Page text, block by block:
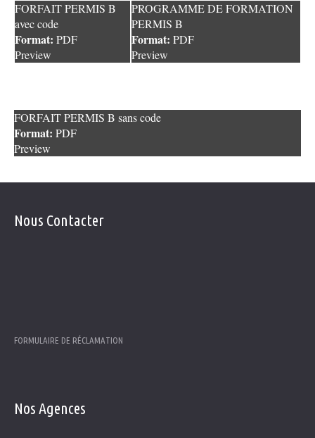
FORFAIT PERMIS B
avec code
Format: PDF
Preview
PROGRAMME DE FORMATION
PERMIS B
Format: PDF
Preview
FORFAIT PERMIS B sans code
Format: PDF
Preview
Nous Contacter
Télephone: 05 53 84 20 38
FORMULAIRE DE RÉCLAMATION
Nos Agences
Agence Casteljaloux